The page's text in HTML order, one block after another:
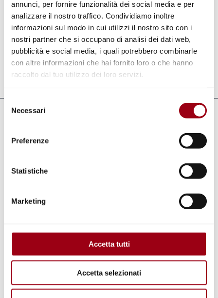
annunci, per fornire funzionalità dei social media e per
analizzare il nostro traffico. Condividiamo inoltre
informazioni sul modo in cui utilizzi il nostro sito con i
nostri partner che si occupano di analisi dei dati web,
pubblicità e social media, i quali potrebbero combinarle
con altre informazioni che hai fornito loro o che hanno
raccolto dal tuo utilizzo dei loro servizi.
Selezione
delNecessari
Preferenze
Statistiche
Marketing
Accetta tutti
Accetta selezionati
Papisca e Marco Mascia, i quali hanno svolto
due relazioni rispettivamente nel workshop 1 e
nel workshop 3.
Aggiornato il: 20.07.2009
Séminaire sur la Déclaration des Nation
droits de l’Homme - Marrakech, les 16 et
Séminaire sur la Déclaration des Nation
droits de l’Homme - Marrakech, les 16 et
Strumenti internazionali